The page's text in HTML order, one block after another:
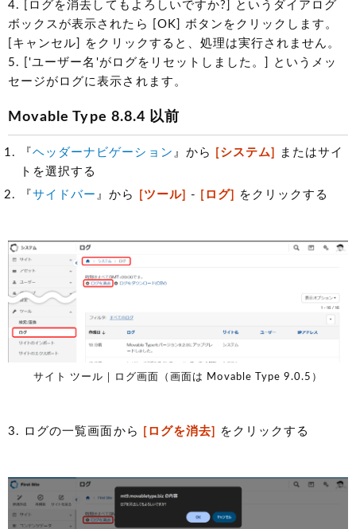
4. [ログを消去してもよろしいですか?] というダイアログ
ボックスが表示されたら [OK] ボタンをクリックします。
[キャンセル] をクリックすると、処理は実行されません。
5. ['ユーザー名'がログをリセットしました。] というメッ
セージがログに表示されます。
Movable Type 8.8.4 以前
『ヘッダーナビゲーション 』から [システム]
またはサイ
トを選択する
『サイドバー 』から [ツール] - [ログ] をクリックする
サイト ツール｜ログ画面（画面は Movable Type 9.0.5）
3. ログの一覧画面から [ログを消去] をクリックする